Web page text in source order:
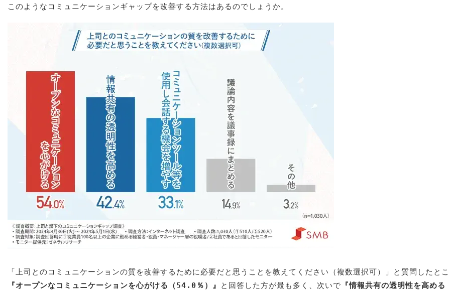
このようなコミュニケーションギャップを改善する方法はあるのでしょうか。
「上司とのコミュニケーションの質を改善するために必要だと思うことを教えてください（複数選択可）」と質問したと
『オープンなコミュニケーションを心がける（54.0％）』
と回答した方が最も多く、次いで 『情報共有の透明性を高める